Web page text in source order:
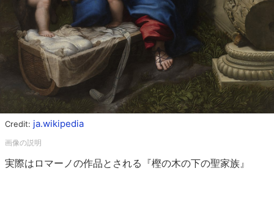
Credit: ja.wikipedia
実際はロマーノの作品とされる『樫の木の下の聖家族』